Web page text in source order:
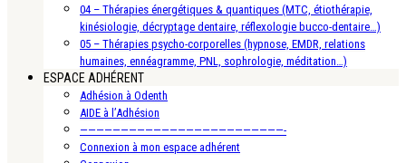
04 – Thérapies énergétiques & quantiques (MTC, étiothérapie,
kinésiologie, décryptage dentaire, réflexologie bucco-dentaire…)
05 – Thérapies psycho-corporelles (hypnose, EMDR, relations
humaines, ennéagramme, PNL, sophrologie, méditation…)
ESPACE ADHÉRENT
Adhésion à Odenth
AIDE à l’Adhésion
—————————————————————————-
Connexion à mon espace adhérent